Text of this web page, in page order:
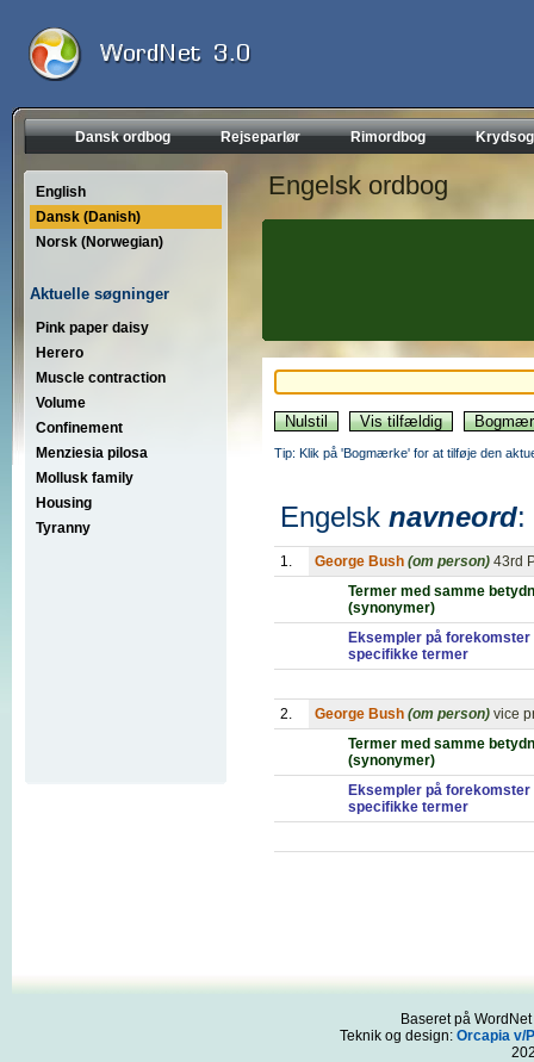
Dansk ordbog Rejseparlør Rimordbog
English
Dansk (Danish)
Norsk (Norwegian)
Aktuelle søgninger
Pink paper daisy
Herero
Muscle contraction
Volume
Confinement
Menziesia pilosa
Mollusk family
Housing
Tyranny
Engelsk ordbog
Tip: Klik på 'Bogmærke' for at tilføje den
Engelsk navneord:
1. George Bush (om person) 43rd
Termer med samme
(synonymer)
Eksempler på forekomster
specifikke termer
2. George Bush (om person) vice
Termer med samme
(synonymer)
Eksempler på forekomster
specifikke termer
Baseret på
Teknik og design: Orcapia v/